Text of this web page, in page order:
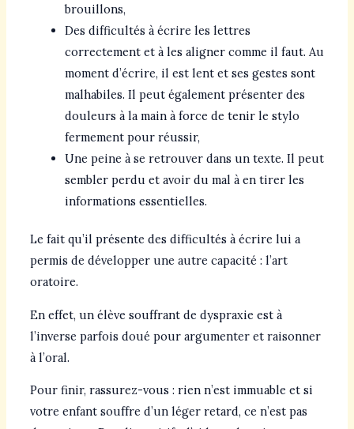
brouillons,
Des difficultés à écrire les lettres
correctement et à les aligner comme il faut. Au
moment d’écrire, il est lent et ses gestes sont
malhabiles. Il peut également présenter des
douleurs à la main à force de tenir le stylo
fermement pour réussir,
Une peine à se retrouver dans un texte. Il peut
sembler perdu et avoir du mal à en tirer les
informations essentielles.
Le fait qu’il présente des difficultés à écrire lui a
permis de développer une autre capacité : l’art
oratoire.
En effet, un élève souffrant de dyspraxie est à
l’inverse parfois doué pour argumenter et raisonner
à l’oral.
Pour finir, rassurez-vous : rien n’est immuable et si
votre enfant souffre d’un léger retard, ce n’est pas